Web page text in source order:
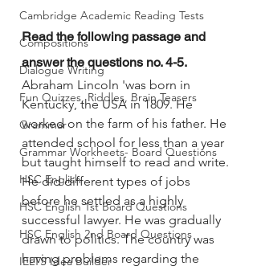
Cambridge Academic Reading Tests
Compositions
Dialogue Writing
Fun Quizzes, Riddles, Brain Teasers
Grammar
Grammar Workheets- Board Questions
HSC English
HSC English 1st Board Questions
HSC English 2nd Board Questions
IELTS Idea Builder
Read the following passage and
answer the questions no. 4-5.
Abraham Lincoln 'was born in
Kentucky, the USA in 1809. He
worked on the farm of his father. He
attended school for less than a year
but taught himself to read and write.
He did different types of jobs
before he settled as a highly
successful lawyer. He was gradually
drawn to politics. The country was
having problems regarding the